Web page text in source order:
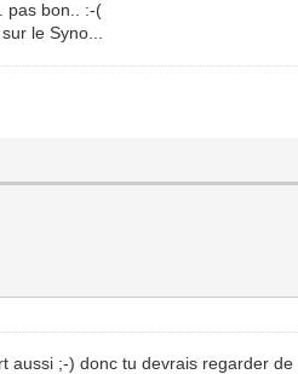
pas bon.. :-(
le Syno...
;-) donc tu devrais regarder